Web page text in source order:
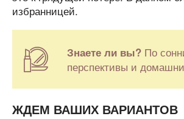
избранницей.
Знаете ли вы? По
перспективы и
ЖДЕМ ВАШИХ ВАРИАНТОВ